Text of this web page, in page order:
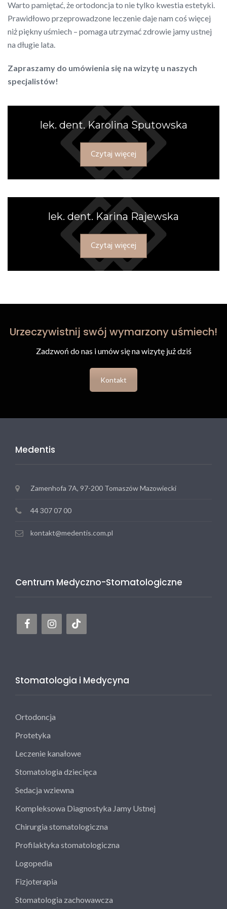
Warto pamiętać, że ortodoncja to nie tylko kwestia estetyki.
Prawidłowo przeprowadzone leczenie daje nam coś więcej
niż piękny uśmiech – pomaga utrzymać zdrowie jamy ustnej
na długie lata.
Zapraszamy do umówienia się na wizytę u naszych
specjalistów!
lek. dent. Karolina Sputowska
Czytaj więcej
lek. dent. Karina Rajewska
Czytaj więcej
Urzeczywistnij swój wymarzony uśmiech!
Zadzwoń do nas i umów się na wizytę już dziś
Kontakt
Medentis
Zamenhofa 7A, 97-200 Tomaszów Mazowiecki
44 307 07 00
kontakt@medentis.com.pl
Centrum Medyczno-Stomatologiczne
Stomatologia i Medycyna
Ortodoncja
Protetyka
Leczenie kanałowe
Stomatologia dziecięca
Sedacja wziewna
Kompleksowa Diagnostyka Jamy Ustnej
Chirurgia stomatologiczna
Profilaktyka stomatologiczna
Logopedia
Fizjoterapia
Stomatologia zachowawcza